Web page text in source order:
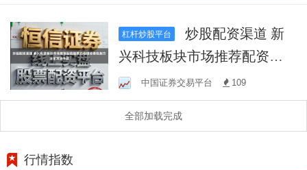
杠杆炒股平台
炒股配资渠道 新
兴科技板块市场推荐配资股
票的合规检查机制方法论演
进专题
中国证券交易平台 109
全部加载完成
行情指数